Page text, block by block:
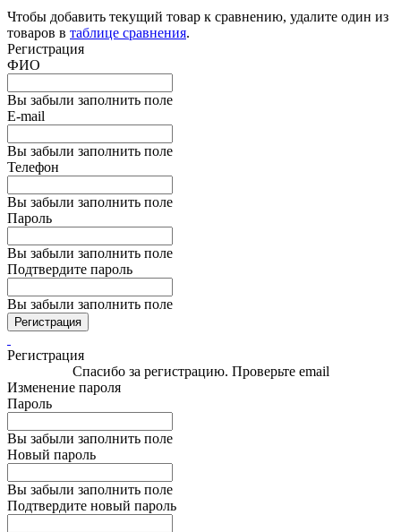
Чтобы добавить текущий товар к сравнению, удалите один из
товаров в таблице сравнения.
Регистрация
ФИО
Вы забыли заполнить поле
E-mail
Вы забыли заполнить поле
Телефон
Вы забыли заполнить поле
Пароль
Вы забыли заполнить поле
Подтвердите пароль
Вы забыли заполнить поле
Регистрация
Регистрация
Спасибо за регистрацию. Проверьте email
Изменение пароля
Пароль
Вы забыли заполнить поле
Новый пароль
Вы забыли заполнить поле
Подтвердите новый пароль